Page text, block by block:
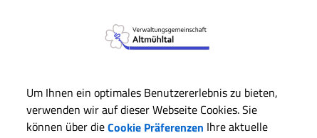
Kommunalsteuerliche
Beantragung
Um Ihnen ein optimales Benutzererlebnis zu bieten,
verwenden wir auf dieser Webseite Cookies. Sie
können über dieCookie Präferenzen Ihre aktuelle